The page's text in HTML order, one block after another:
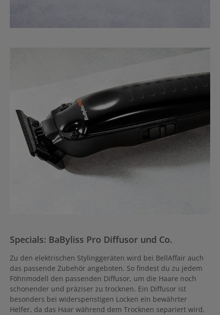
Specials: BaByliss Pro Diffusor und Co.
Zu den elektrischen Stylinggeräten wird bei BellAffair auch
das passende Zubehör angeboten. So findest du zu jedem
Föhnmodell den passenden Diffusor, um die Haare noch
schonender und präziser zu trocknen. Ein Diffusor ist
besonders bei widerspenstigen Locken ein bewährter
Helfer, da das Haar während dem Trocknen separiert wird.